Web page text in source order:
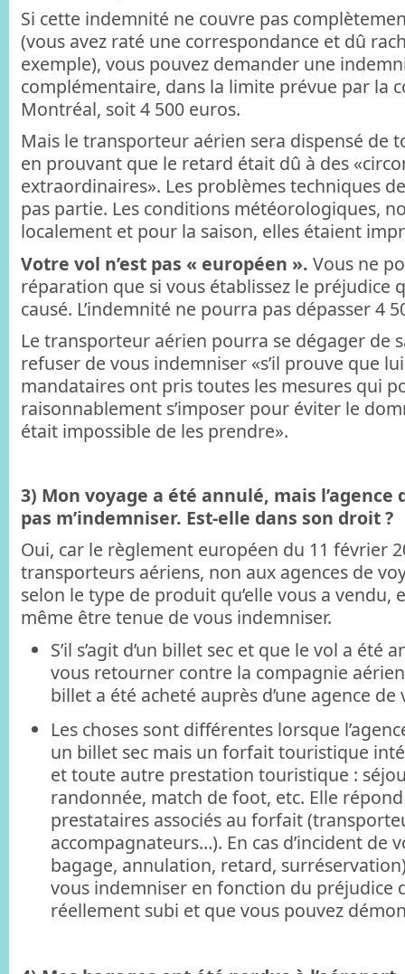
Si cette indemnité ne couvre pas
(vous avez raté une correspondance et dû
exemple), vous pouvez demander une
complémentaire, dans la limite prévue par la
Montréal, soit 4 500 euros.
Mais le transporteur aérien sera dispensé de
en prouvant que le retard était dû à des
extraordinaires». Les problèmes techniques
pas partie. Les conditions météorologiques,
localement et pour la saison, elles étaient
Votre vol n’est pas « européen ». Vous ne
réparation que si vous établissez le préjudice
causé. L’indemnité ne pourra pas dépasser 4
Le transporteur aérien pourra se dégager de
refuser de vous indemniser «s’il prouve que
mandataires ont pris toutes les mesures qui
raisonnablement s’imposer pour éviter le
était impossible de les prendre».
3) Mon voyage a été annulé, mais l’agence
pas m’indemniser. Est-elle dans son droit ?
Oui, car le règlement européen du 11 février
transporteurs aériens, non aux agences de
selon le type de produit qu’elle vous a vendu,
même être tenue de vous indemniser.
S’il s’agit d’un billet sec et que le vol a été
vous retourner contre la compagnie
billet a été acheté auprès d’une agence de
Les choses sont différentes lorsque
un billet sec mais un forfait touristique
et toute autre prestation touristique :
randonnée, match de foot, etc. Elle
prestataires associés au forfait
accompagnateurs…). En cas d’incident de
bagage, annulation, retard,
vous indemniser en fonction du préjudice
réellement subi et que vous pouvez